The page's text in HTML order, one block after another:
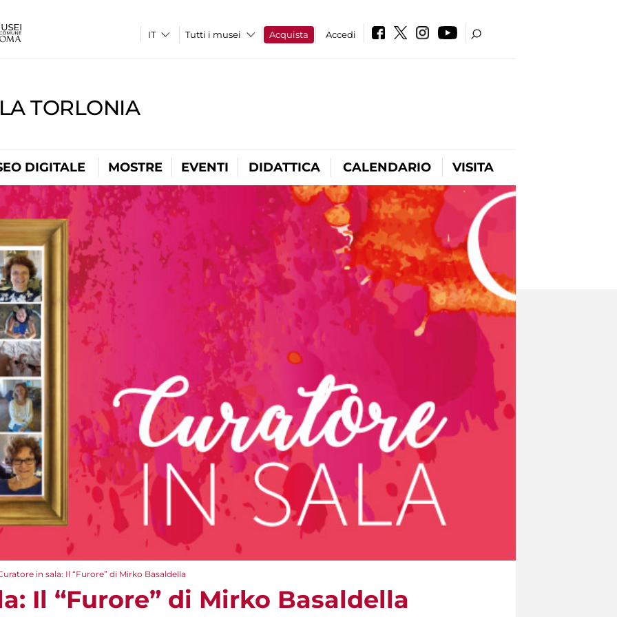
Tutti i musei Acquista Accedi
TORLONIA
DIGITALE MOSTRE EVENTI DIDATTICA CALENDARIO VISITA
in sala: Il “Furore” di Mirko Basaldella
Il “Furore” di Mirko Basaldella